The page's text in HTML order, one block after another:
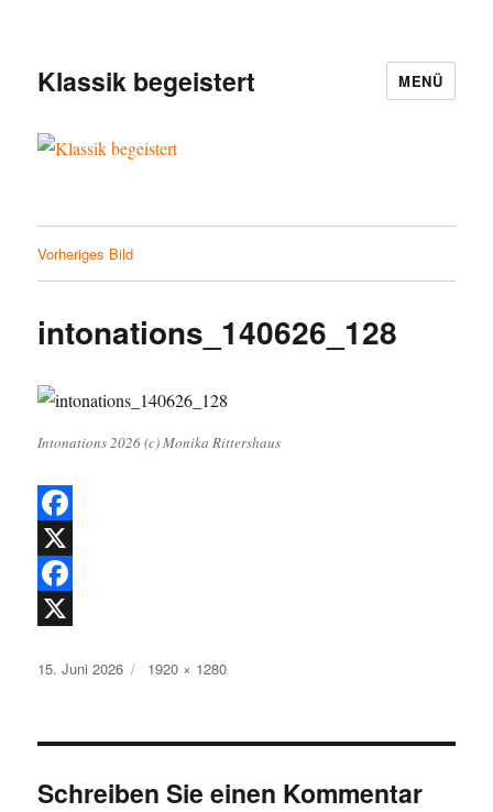
Klassik begeistert MENÜ
Vorheriges Bild
intonations_140626_128
Intonations 2026 (c) Monika Rittershaus
F
a
c
b
o
k
X
F
c
b
o
Veröffentlicht
15. Juni 2026 Originalgröße
1920 × 1280
Schreiben Sie einen Kommentar